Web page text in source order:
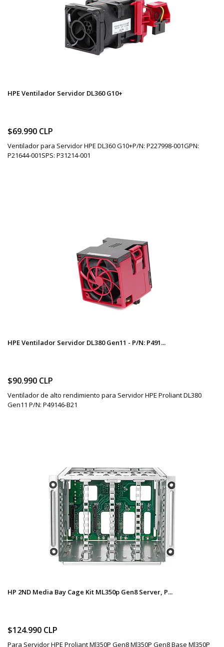
HPE Ventilador Servidor DL360 G10+
$69.990 CLP
Ventilador para Servidor HPE DL360 G10+P/N: P227998-001GPN:
P21644-001SPS: P31214-001
HPE Ventilador Servidor DL380 Gen11 - P/N: P491...
$90.990 CLP
Ventilador de alto rendimiento para Servidor HPE Proliant DL380
Gen11 P/N: P49146-B21
HP 2ND Media Bay Cage Kit ML350p Gen8 Server, P...
$124.990 CLP
Para Servidor HPE Proliant Ml350P Gen8 Ml350P Gen8 Base Ml350P